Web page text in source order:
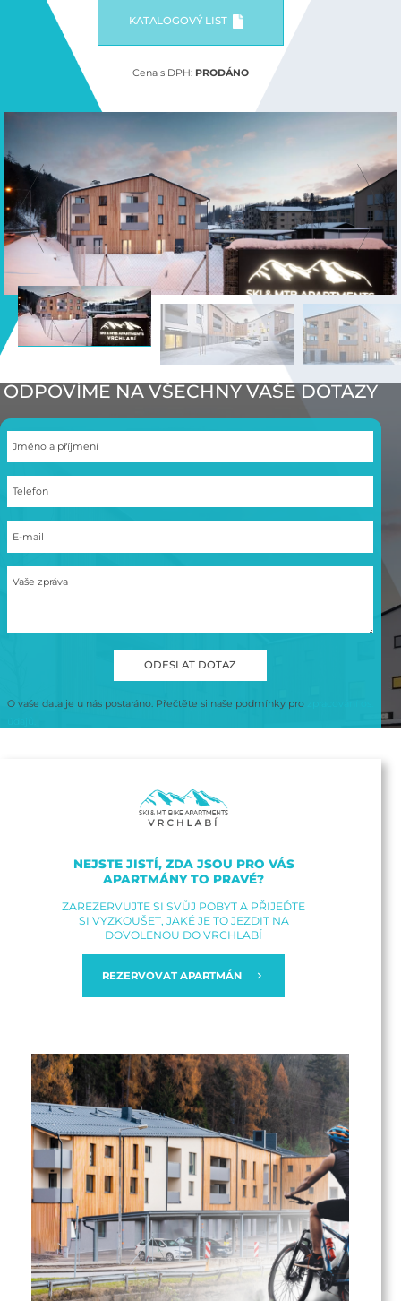
KATALOGOVÝ LIST
Cena s DPH: PRODÁNO
ODPOVÍME NA VŠECHNY VAŠE DOTAZY
Jméno a příjmení
Telefon
E-mail
Vaše zpráva
O vaše data je u nás postaráno. Přečtěte si naše podmínky pro
NEJSTE JISTÍ, ZDA JSOU PRO VÁS
APARTMÁNY TO PRAVÉ?
ZAREZERVUJTE SI SVŮJ POBYT A PŘIJEĎTE
SI VYZKOUŠET, JAKÉ JE TO JEZDIT NA
DOVOLENOU DO VRCHLABÍ
REZERVOVAT APARTMÁN